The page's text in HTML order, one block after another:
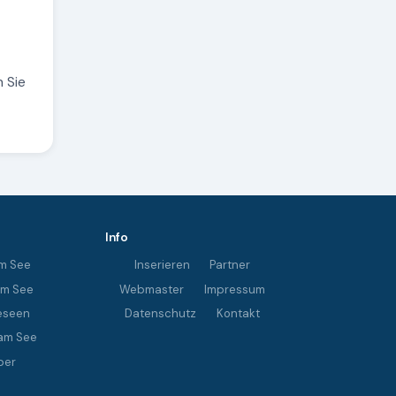
Sie
See
See
See
Info
Inserieren
Partner
Webmaster
Impressum
Datenschutz
Kontakt